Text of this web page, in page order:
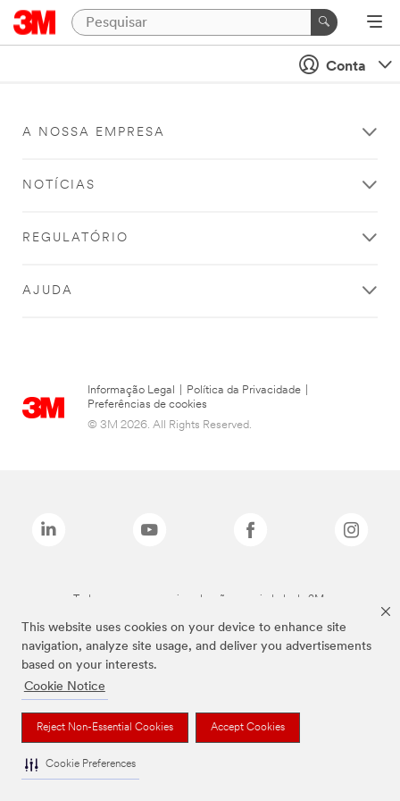
This website uses cookies on your device to enhance site
navigation, analyze site usage, and deliver you advertisements
based on your interests.
Cookie Notice
Reject Non-Essential Cookies Accept Cookies
Cookie Preferences
Conta
A NOSSA EMPRESA
NOTÍCIAS
REGULATÓRIO
AJUDA
Informação Legal Política da Privacidade
Preferências de cookies
© 3M 2026. All Rights Reserved.
Todas as marcas mencionadas são propriedade da 3M.